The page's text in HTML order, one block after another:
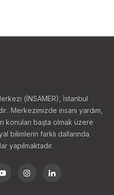
(İNSAMER), İstanbul
Merkezimizde insani yardım,
konuları başta olmak üzere
bilimlerin farklı dallarında
yapılmaktadır.